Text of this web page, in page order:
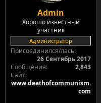
Admin
Хорошо известный
участник
Администратор
Присоединился/лась
26 Сентябрь 2017
Сообщения
2,843
Сайт
www.deathofcommunism.
com